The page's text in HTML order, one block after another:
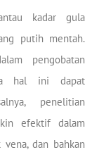
kadar gula
putih mentah.
pengobatan
hal ini dapat
penelitian
efektif dalam
dan bahkan